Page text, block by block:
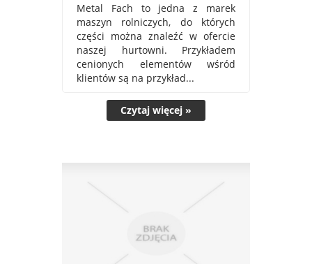
Metal Fach to jedna z marek
maszyn rolniczych, do których
części można znaleźć w ofercie
naszej hurtowni. Przykładem
cenionych elementów wśród
klientów są na przykład...
Czytaj więcej »